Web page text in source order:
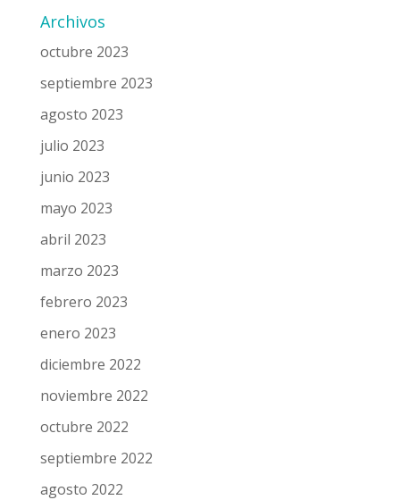
Archivos
octubre 2023
septiembre 2023
agosto 2023
julio 2023
junio 2023
mayo 2023
abril 2023
marzo 2023
febrero 2023
enero 2023
diciembre 2022
noviembre 2022
octubre 2022
septiembre 2022
agosto 2022